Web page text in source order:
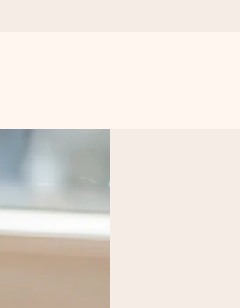
überreichen kannst, wenn es am meisten
in die wir versenden).